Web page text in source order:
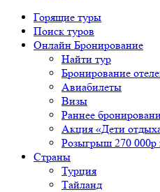
Горящие туры
Поиск туров
Онлайн Бронирование
Найти тур
Бронирование
Авиабилеты
Визы
Раннее
Акция «Дети
Розыгрыш 270 000р
Страны
Турция
Тайланд